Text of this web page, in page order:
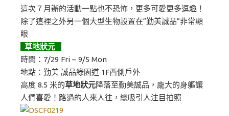
這次７月辦的活動一點也不恐怖，更多可愛更多逗趣！
除了這裡之外另一個大型生物設置在”勤美誠品”非常顯
眼
草地狀元
時間：7/29 Fri – 9/5 Mon
地點：勤美 誠品綠園道 1F西側戶外
高度 8.5 米的草地狀元降落至勤美誠品，龐大的身軀讓
人們喜愛！路過的人來人往，總吸引人注目拍照